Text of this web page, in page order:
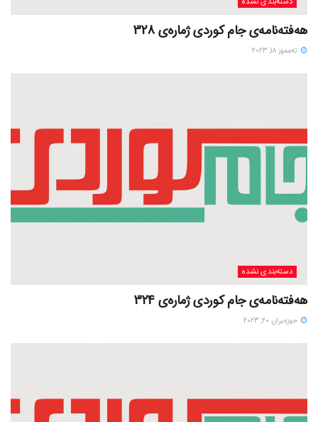
هەفتەنامەی جام کوردی ژمارەی 328
ته‌مموز 18, 2023
دسته‌بندی نشده
هەفتەنامەی جام کوردی ژمارەی 324
حوزه‌یران 20, 2023